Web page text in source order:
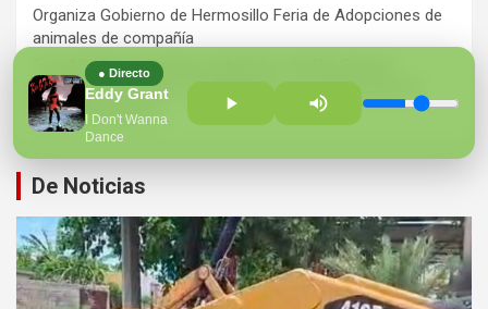
● Directo
Eddy Grant
I Don't Wanna
Dance
Organiza Gobierno de Hermosillo Feria de Adopciones de
animales de compañía
Ts ra12 años de espera, habitantes del Río Sonora
agradecen a Durazo y Sheinbaum por construcción de
Hospital Regional
De Noticias